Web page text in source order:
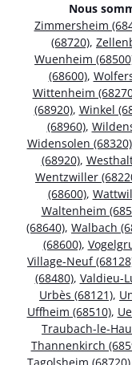
Nous
Zimmersheim
(68720),
Wuenheim
(68600),
Wittenheim
(68920), Winkel
(68960),
Widensolen (68320)
(68920),
Wentzwiller
(68600),
Waltenheim
(68640), Walbach
(68600),
Village-Neuf
(68480), Valdieu-
Urbès (68121),
Uffheim (68510),
Traubach-le-
Thannenkirch